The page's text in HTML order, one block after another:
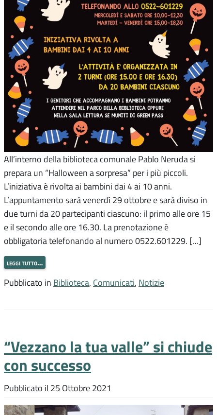
All’interno della biblioteca comunale Pablo Neruda si
prepara un “Halloween a sorpresa” per i più piccoli.
L’iniziativa è rivolta ai bambini dai 4 ai 10 anni.
L’appuntamento sarà venerdì 29 ottobre e sarà diviso in
due turni da 20 partecipanti ciascuno: il primo alle ore 15
e il secondo alle ore 16.30. La prenotazione è
obbligatoria telefonando al numero 0522.601229. […]
leggi tutto…
Pubblicato in Biblioteca, Comunicati, Notizie
“Vezzano la tua valle” si chiude
con successo
Pubblicato il 25 Ottobre 2021